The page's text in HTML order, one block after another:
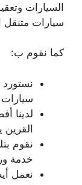
السيارات
سيارات متنقل
كما نقوم ب:
سيارات
لدينا
نقوم
خدمة
نعمل